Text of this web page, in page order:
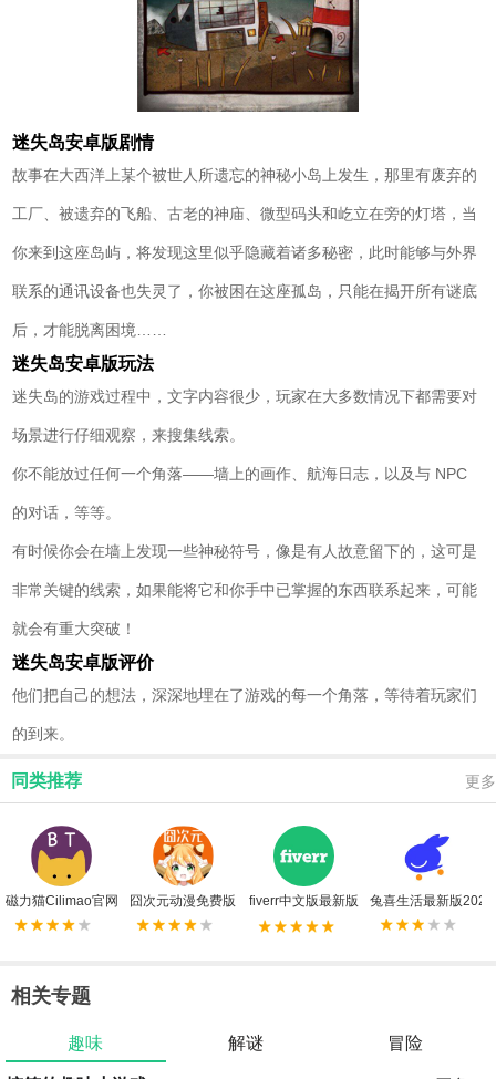
迷失岛安卓版剧情
故事在大西洋上某个被世人所遗忘的神秘小岛上发生，那里有废弃的
工厂、被遗弃的飞船、古老的神庙、微型码头和屹立在旁的灯塔，当
你来到这座岛屿，将发现这里似乎隐藏着诸多秘密，此时能够与外界
联系的通讯设备也失灵了，你被困在这座孤岛，只能在揭开所有谜底
后，才能脱离困境……
迷失岛安卓版玩法
迷失岛的游戏过程中，文字内容很少，玩家在大多数情况下都需要对
场景进行仔细观察，来搜集线索。
你不能放过任何一个角落——墙上的画作、航海日志，以及与 NPC
的对话，等等。
有时候你会在墙上发现一些神秘符号，像是有人故意留下的，这可是
非常关键的线索，如果能将它和你手中已掌握的东西联系起来，可能
就会有重大突破！
迷失岛安卓版评价
他们把自己的想法，深深地埋在了游戏的每一个角落，等待着玩家们
的到来。
同类推荐 更多
磁力猫Cilimao官网版 囧次元动漫免费版 fiverr中文版最新版 兔喜生活最新版2025
相关专题
趣味 解谜 冒险